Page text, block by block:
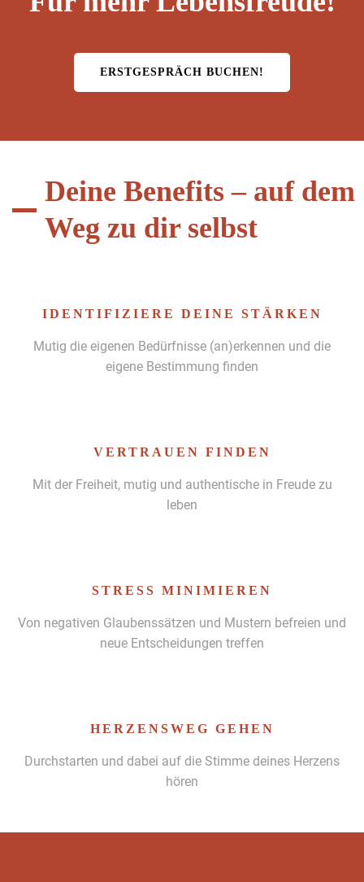
ERST­GE­SPRÄCH BUCHEN!
Deine Benefits – auf dem
Weg zu dir selbst
IDENTIFIZIERE DEINE STÄRKEN
Mutig die eige­nen Bedürfnisse (an)erkennen und die
eigene Bes­tim­mung find­en
VERTRAUEN FINDEN
Mit der Frei­heit, mutig und authen­tis­che in Freude zu
leben
STRESS MINIMIEREN
Von neg­a­tiv­en Glaubenssätzen und Mustern befreien und
neue Entschei­dun­gen tre­f­fen
HERZENSWEG GEHEN
Durch­starten und dabei auf die Stimme deines Herzens
hören